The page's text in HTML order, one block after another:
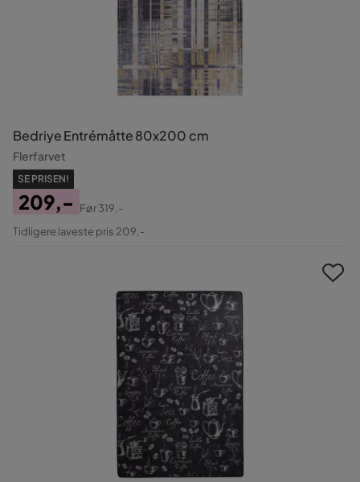
Bedriye Entrémåtte 80x200 cm
Flerfarvet
SE PRISEN!
Pris
209,-
Original
Før319,-
Tidligere laveste pris 209,-